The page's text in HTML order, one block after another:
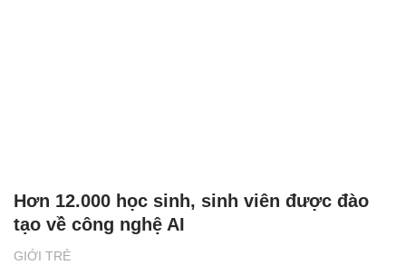
GIỚI TRẺ
Hơn 12.000 học sinh, sinh viên được đào
tạo về công nghệ AI